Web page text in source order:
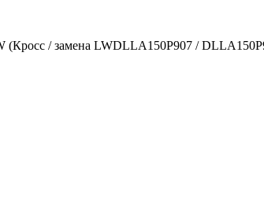
/ замена LWDLLA150P907 /